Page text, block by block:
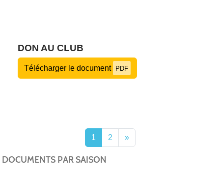
DON AU CLUB
Télécharger le document PDF
1 2 »
DOCUMENTS PAR SAISON